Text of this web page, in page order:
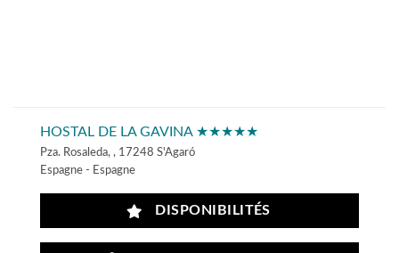
HOSTAL DE LA GAVINA ★★★★★
Pza. Rosaleda, , 17248 S'Agaró
Espagne - Espagne
DISPONIBILITÉS